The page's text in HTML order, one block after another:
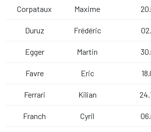
Corpataux Maxime
Duruz Frédéric
Egger Martin
Favre Eric
Ferrari Kilian
Franch Cyril